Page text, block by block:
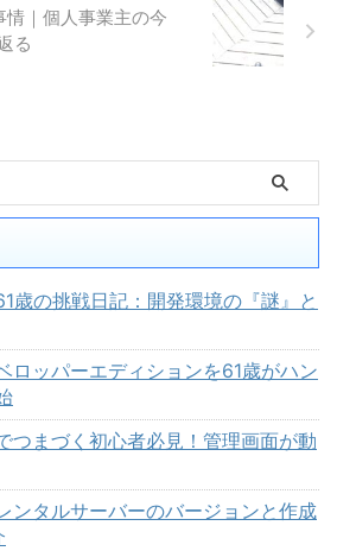
｜個人事業主の今
る
歳の挑戦日記：開発環境の『謎』と
ロッパーエディションを61歳がハン
つまづく初心者必見！管理画面が動
ンタルサーバーのバージョンと作成